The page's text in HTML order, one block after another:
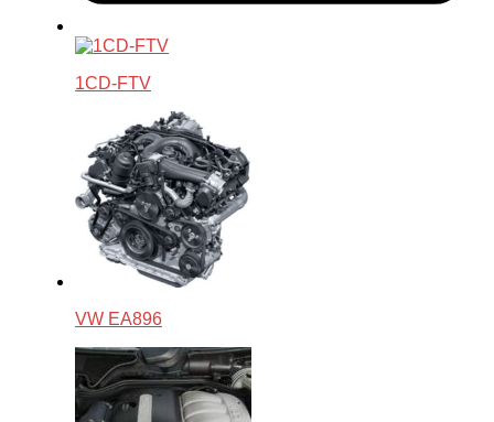
1CD-FTV
VW EA896